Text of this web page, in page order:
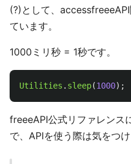
(?)として、
ています。
1000ミリ秒 = 1秒です。
Utilities . sleep(1000);
freeeAPI公式リファレンス
で、APIを使う際は気をつけ